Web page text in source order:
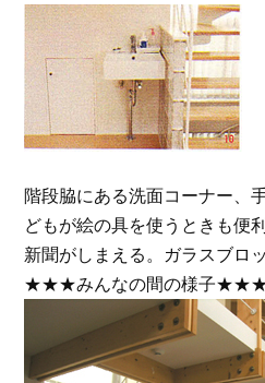
階段脇にある洗面コーナー、
どもが絵の具を使うときも便
新聞がしまえる。ガラスブロ
★★★みんなの間の様子